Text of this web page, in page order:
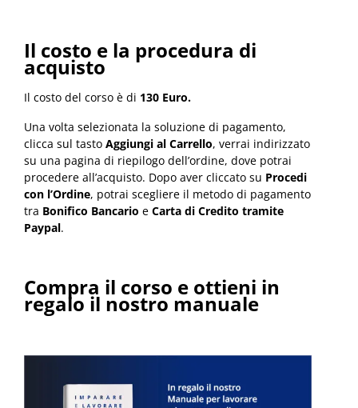
Il costo e la procedura di
acquisto
Il costo del corso è di 130 Euro.
Una volta selezionata la soluzione di pagamento,
clicca sul tasto Aggiungi al Carrello, verrai indirizzato
su una pagina di riepilogo dell’ordine, dove potrai
procedere all’acquisto. Dopo aver cliccato su Procedi
con l’Ordine, potrai scegliere il metodo di pagamento
tra Bonifico Bancario e Carta di Credito tramite
Paypal.
Compra il corso e ottieni in
regalo il nostro manuale